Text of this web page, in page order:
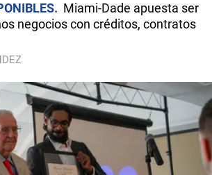
Miami-Dade apuesta ser
negocios con créditos, contratos